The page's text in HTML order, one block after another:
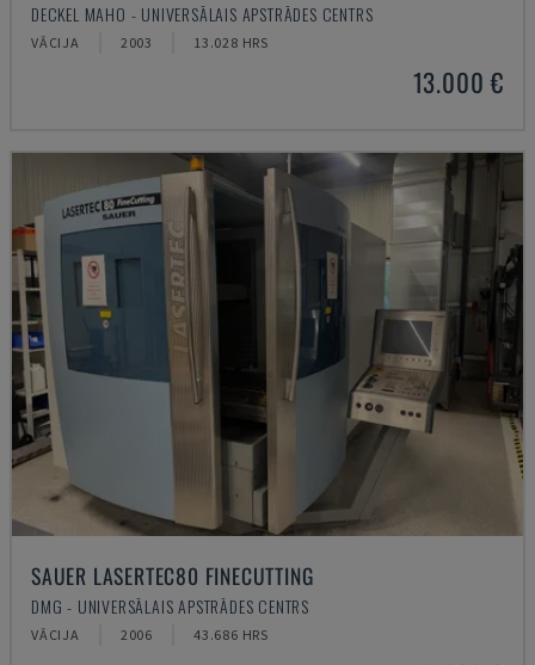
DECKEL MAHO - UNIVERSĀLAIS APSTRĀDES CENTRS
VĀCIJA 2003 13.028 HRS
13.000 €
SAUER LASERTEC80 FINECUTTING
DMG - UNIVERSĀLAIS APSTRĀDES CENTRS
VĀCIJA 2006 43.686 HRS